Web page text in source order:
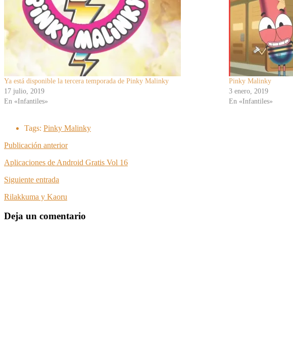
Ya está disponible la tercera temporada de Pinky Malinky
17 julio, 2019
En «Infantiles»
Pinky Malinky
3 enero, 2019
En «Infantiles»
Tags: Pinky Malinky
Publicación anterior
Aplicaciones de Android Gratis Vol 16
Siguiente entrada
Rilakkuma y Kaoru
Deja un comentario